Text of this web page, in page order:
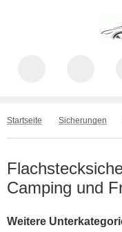
Startseite Sicherungen
Camping und
Weitere